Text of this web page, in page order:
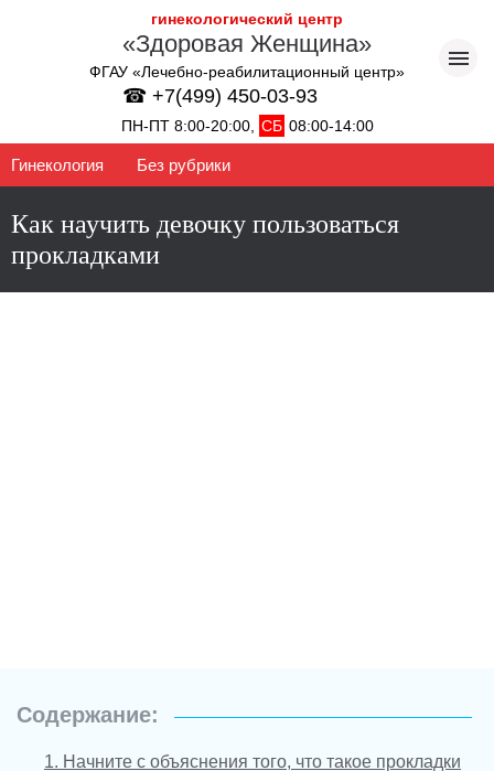
гинекологический центр
«Здоровая Женщина»
ФГАУ «Лечебно-реабилитационный центр»
☎ +7(499) 450-03-93
ПН-ПТ 8:00-20:00, СБ 08:00-14:00
Гинекология Без рубрики
Как научить девочку пользоваться
прокладками
Содержание:
1. Начните с объяснения того, что такое прокладки